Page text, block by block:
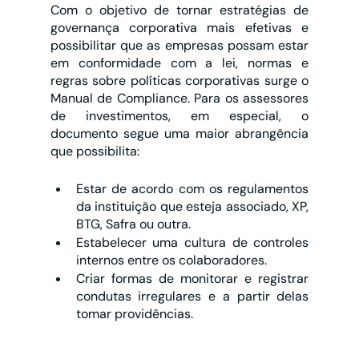
Com o objetivo de tornar estratégias de
governança corporativa mais efetivas e
possibilitar que as empresas possam estar
em conformidade com a lei, normas e
regras sobre políticas corporativas surge o
Manual de Compliance. Para os assessores
de investimentos, em especial, o
documento segue uma maior abrangência
que possibilita:
Estar de acordo com os regulamentos
da instituição que esteja associado, XP,
BTG, Safra ou outra.
Estabelecer uma cultura de controles
internos entre os colaboradores.
Criar formas de monitorar e registrar
condutas irregulares e a partir delas
tomar providências.